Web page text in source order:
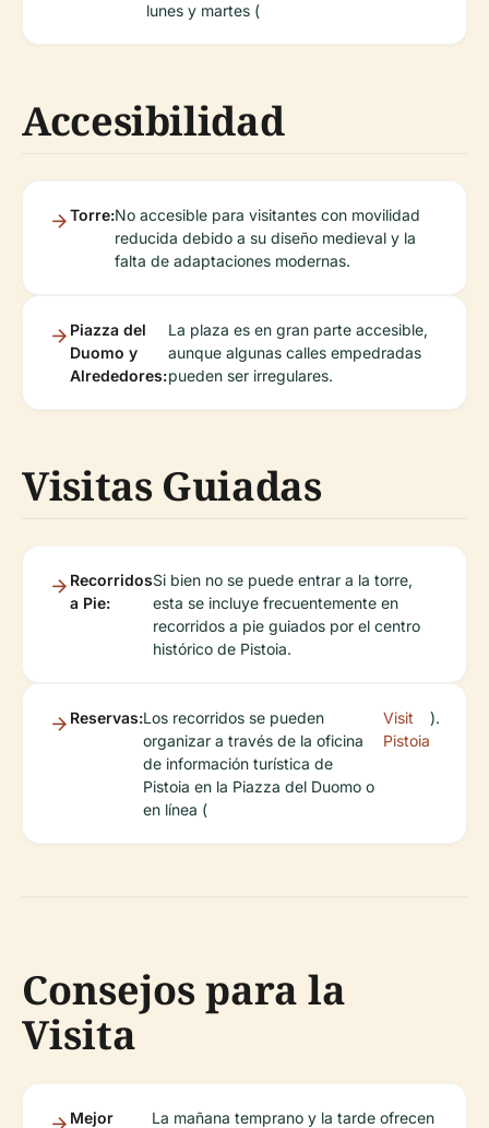
lunes y martes (
Accesibilidad
Torre:No accesible para visitantes con movilidad
reducida debido a su diseño medieval y la
falta de adaptaciones modernas.
Piazza del
Duomo y
Alrededores:
La plaza es en gran parte accesible,
aunque algunas calles empedradas
pueden ser irregulares.
Visitas Guiadas
Recorridos
a Pie:
Si bien no se puede entrar a la torre,
esta se incluye frecuentemente en
recorridos a pie guiados por el centro
histórico de Pistoia.
Reservas:Los recorridos se pueden
organizar a través de la oficina
de información turística de
Pistoia en la Piazza del Duomo o
en línea (
Visit
Pistoia
).
Consejos para la
Visita
Mejor
La mañana temprano y la tarde ofrecen